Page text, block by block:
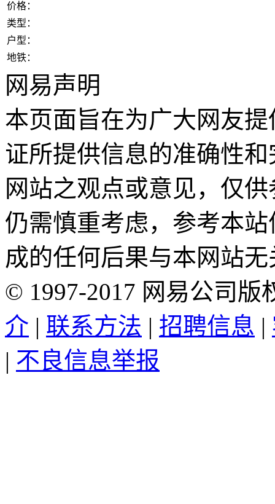
价格：
类型：
户型：
地铁：
网易声明
本页面旨在为广大网友
证所提供信息的准确性
网站之观点或意见，仅
仍需慎重考虑，参考本
成的任何后果与本网站
© 1997-2017 网易公司版
介 | 联系方法 | 招聘信息 |
| 不良信息举报